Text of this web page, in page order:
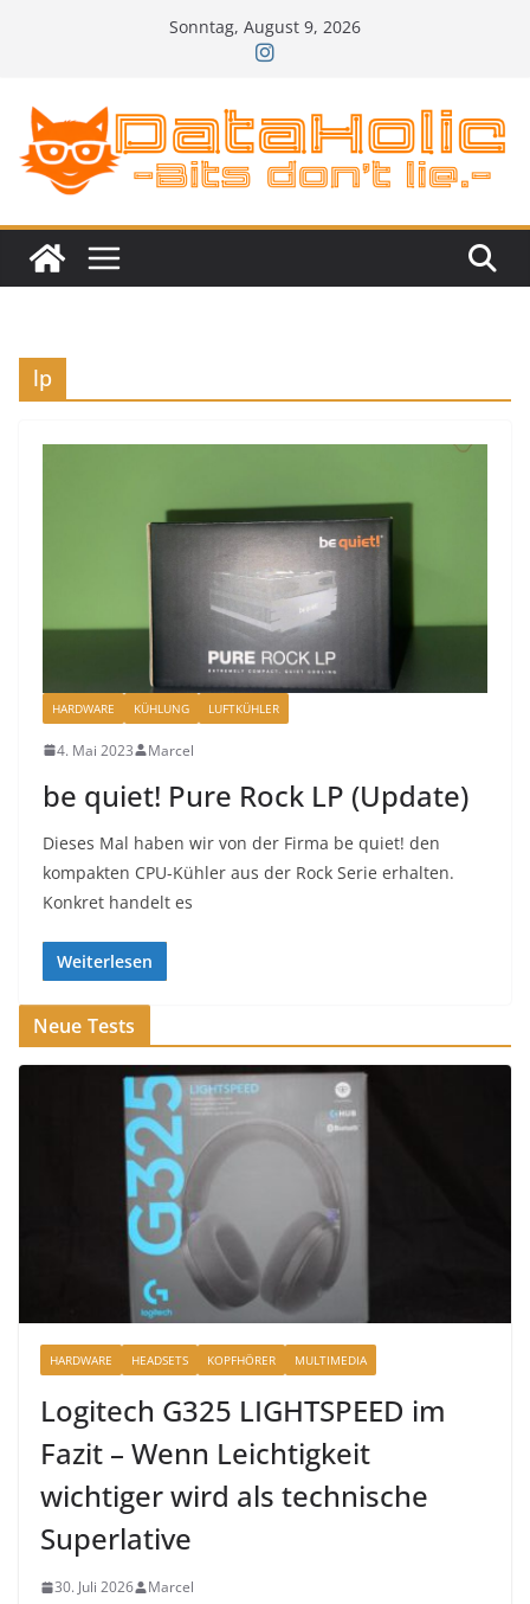
Sonntag, August 9, 2026
lp
HARDWARE KÜHLUNG LUFTKÜHLER
4. Mai 2023 Marcel
be quiet! Pure Rock LP (Update)
Dieses Mal haben wir von der Firma be quiet! den
kompakten CPU-Kühler aus der Rock Serie erhalten.
Konkret handelt es
Weiterlesen
Neue Tests
HARDWARE HEADSETS KOPFHÖRER MULTIMEDIA
Logitech G325 LIGHTSPEED im
Fazit – Wenn Leichtigkeit
wichtiger wird als technische
Superlative
30. Juli 2026 Marcel